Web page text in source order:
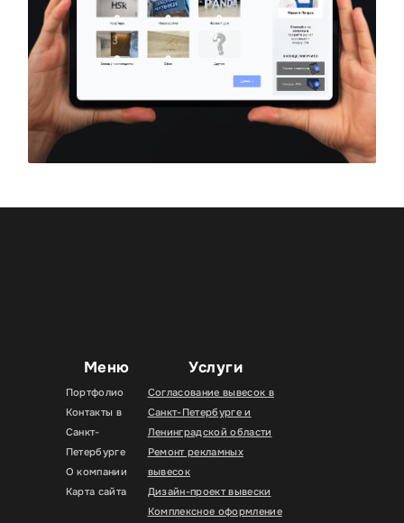
Меню
Портфолио
Контакты в
Санкт-
Петербурге
О компании
Карта сайта
Услуги
Согласование вывесок в
Санкт-Петербурге и
Ленинградской области
Ремонт рекламных
вывесок
Дизайн-проект вывески
Комплексное оформление